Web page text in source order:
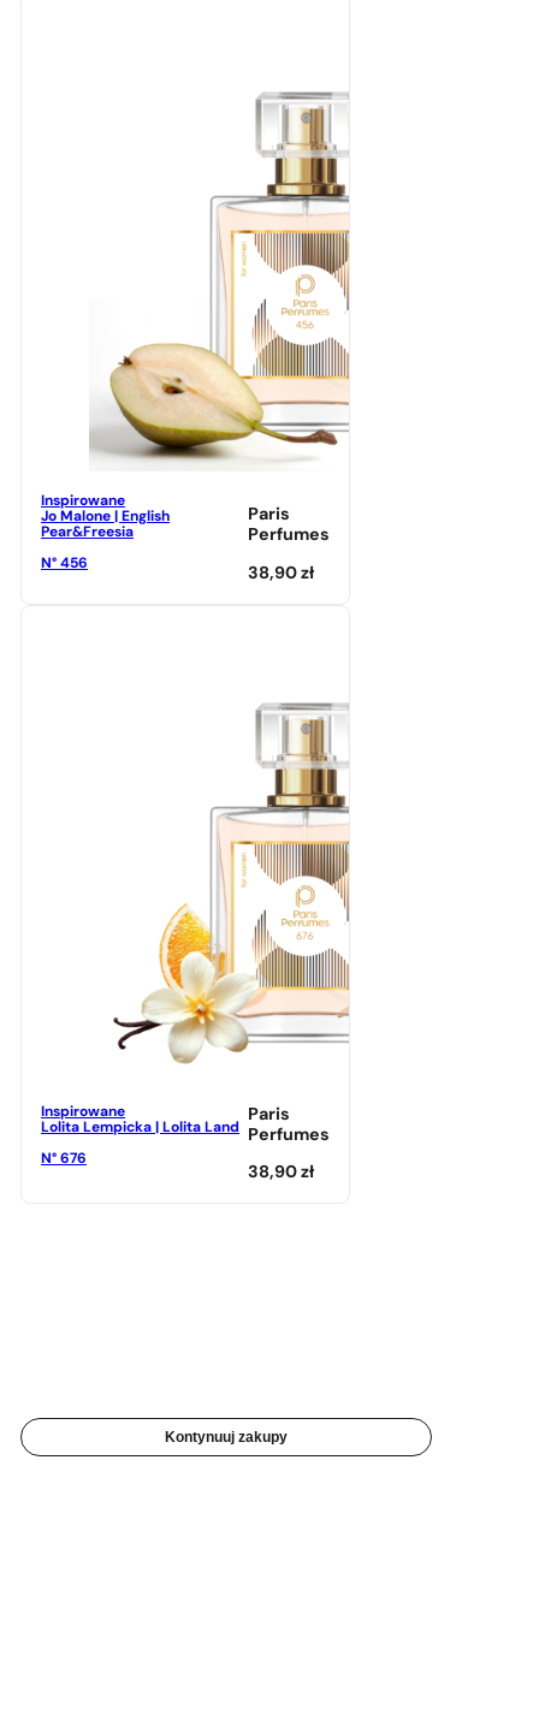
Inspirowane
Jo Malone | English
Pear&Freesia
N° 456
Paris
Perfumes
38,90zł
Inspirowane
Lolita Lempicka | Lolita Land
N° 676
Paris
Perfumes
38,90zł
Kontynuuj zakupy